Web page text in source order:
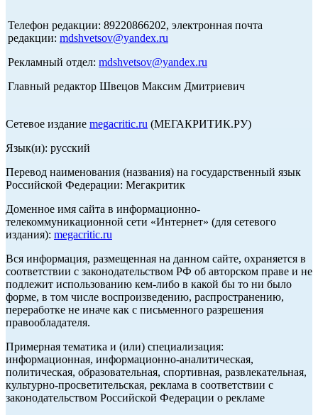
Телефон редакции: 89220866202, электронная почта
редакции: mdshvetsov@yandex.ru
Рекламный отдел: mdshvetsov@yandex.ru
Главный редактор Швецов Максим Дмитриевич
Сетевое издание megacritic.ru (МЕГАКРИТИК.РУ)
Язык(и): русский
Перевод наименования (названия) на государственный язык
Российской Федерации: Мегакритик
Доменное имя сайта в информационно-
телекоммуникационной сети «Интернет» (для сетевого
издания): megacritic.ru
Вся информация, размещенная на данном сайте, охраняется в
соответствии с законодательством РФ об авторском праве и не
подлежит использованию кем-либо в какой бы то ни было
форме, в том числе воспроизведению, распространению,
переработке не иначе как с письменного разрешения
правообладателя.
Примерная тематика и (или) специализация:
информационная, информационно-аналитическая,
политическая, образовательная, спортивная, развлекательная,
культурно-просветительская, реклама в соответствии с
законодательством Российской Федерации о рекламе